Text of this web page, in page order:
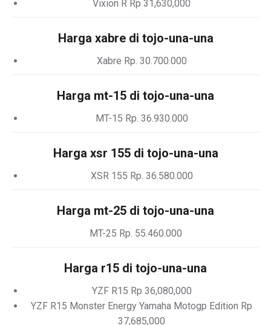
Vixion R Rp 31,630,000
Harga xabre di tojo-una-una
Xabre Rp. 30.700.000
Harga mt-15 di tojo-una-una
MT-15 Rp. 36.930.000
Harga xsr 155 di tojo-una-una
XSR 155 Rp. 36.580.000
Harga mt-25 di tojo-una-una
MT-25 Rp. 55.460.000
Harga r15 di tojo-una-una
YZF R15 Rp 36,080,000
YZF R15 Monster Energy Yamaha Motogp Edition Rp
37,685,000